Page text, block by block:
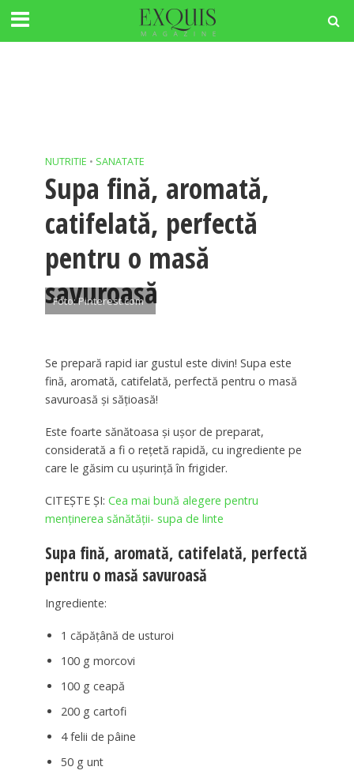
NUTRITIE • SANATATE
Supa fină, aromată,
catifelată, perfectă
pentru o masă
savuroasă
Foto: Pinterest.com
Se prepară rapid iar gustul este divin! Supa este
fină, aromată, catifelată, perfectă pentru o masă
savuroasă și sățioasă!
Este foarte sănătoasa și ușor de preparat,
considerată a fi o rețetă rapidă, cu ingrediente pe
care le găsim cu ușurință în frigider.
CITEȘTE ȘI: Cea mai bună alegere pentru
menținerea sănătății- supa de linte
Supa fină, aromată, catifelată, perfectă
pentru o masă savuroasă
Ingrediente:
1 căpățână de usturoi
100 g morcovi
100 g ceapă
200 g cartofi
4 felii de pâine
50 g unt